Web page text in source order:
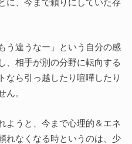
う違うなー」という自分の感
、相手が別の分野に転向する
なら引っ越したり喧嘩したり
ん。
ようと、今まで心理的＆エネ
れなくなる時というのは、少